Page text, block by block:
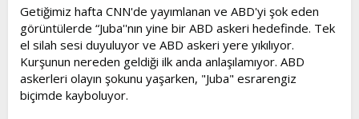
Getiğimiz hafta CNN'de yayımlanan ve ABD'yi şok eden
görüntülerde “Juba''nın yine bir ABD askeri hedefinde. Tek
el silah sesi duyuluyor ve ABD askeri yere yıkılıyor.
Kurşunun nereden geldiği ilk anda anlaşılamıyor. ABD
askerleri olayın şokunu yaşarken, "Juba" esrarengiz
biçimde kayboluyor.